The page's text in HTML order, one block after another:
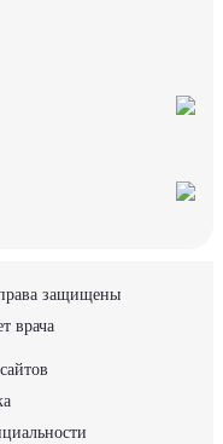
защищены
врача